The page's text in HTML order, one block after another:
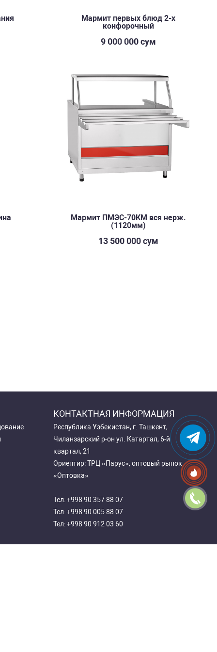
Мармит первых блюд 2-х
конфорочный
9 000 000 сум
Мармит ПМЭС-70КМ вся нерж.
(1120мм)
13 500 000 сум
КОНТАКТНАЯ ИНФОРМАЦИЯ
Республика Узбекистан, г. Ташкент,
Чиланзарский р-он ул. Катартал, 6-й
квартал, 21
Ориентир: ТРЦ «Парус», оптовый рынок
«Оптовка»
Тел:+998 90 357 88 07
Тел:+998 90 005 88 07
Тел:+998 90 912 03 60